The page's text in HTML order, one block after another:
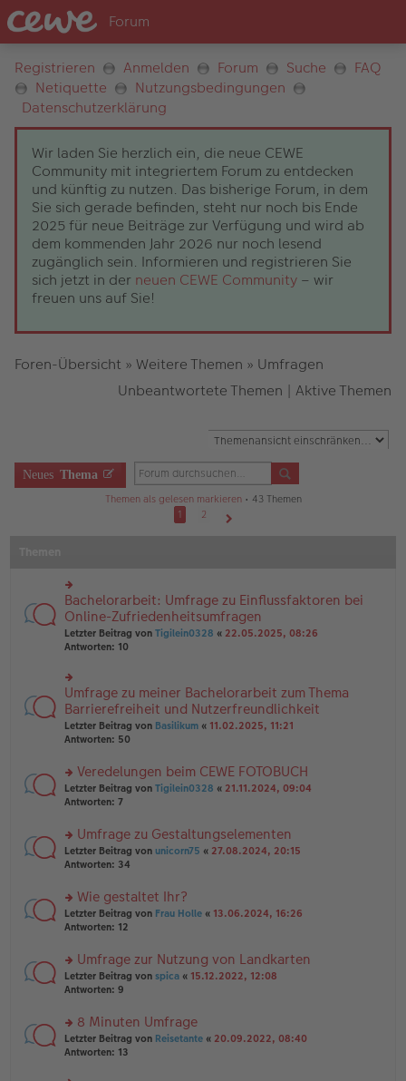
Registrieren Anmelden Forum Suche
FAQ
Netiquette
Nutzungsbedingungen
Datenschutzerklärung
Wir laden Sie herzlich ein, die neue CEWE
Community mit integriertem Forum zu entdecken
und künftig zu nutzen. Das bisherige Forum, in dem
Sie sich gerade befinden, steht nur noch bis Ende
2025 für neue Beiträge zur Verfügung und wird ab
dem kommenden Jahr 2026 nur noch lesend
zugänglich sein. Informieren und registrieren Sie
sich jetzt in der neuen CEWE Community – wir
freuen uns auf Sie!
Foren-Übersicht » Weitere Themen » Umfragen
Unbeantwortete Themen | Aktive Themen
Neues Thema
Themen als gelesen markieren• 43 Themen
1
2
rs
te
r
u
n
el
es
e
n
er
tr
a
g
Bachelorarbeit: Umfrage zu Einflussfaktoren bei
Online-Zufriedenheitsumfragen
Letzter Beitrag von Tigilein0328 « 22.05.2025, 08:26
Antworten: 10
rs
te
r
u
n
el
es
e
B
ei
tr
g
Umfrage zu meiner Bachelorarbeit zum Thema
Barrierefreiheit und Nutzerfreundlichkeit
Letzter Beitrag von Basilikum « 11.02.2025, 11:21
Antworten: 50
rs
te
n
g
el
e
n
er
tr
a
g
Veredelungen beim CEWE FOTOBUCH
Letzter Beitrag von Tigilein0328 « 21.11.2024, 09:04
Antworten: 7
rs
te
n
g
el
e
n
er
tr
a
g
Umfrage zu Gestaltungselementen
Letzter Beitrag von unicorn75 « 27.08.2024, 20:15
Antworten: 34
rs
te
n
g
el
e
n
er
Wie gestaltet Ihr?
Letzter Beitrag von Frau Holle « 13.06.2024, 16:26
Antworten: 12
rs
te
n
g
el
Umfrage zur Nutzung von Landkarten
Letzter Beitrag von spica « 15.12.2022, 12:08
Antworten: 9
rs
te
8 Minuten Umfrage
Letzter Beitrag von Reisetante « 20.09.2022, 08:40
Antworten: 13